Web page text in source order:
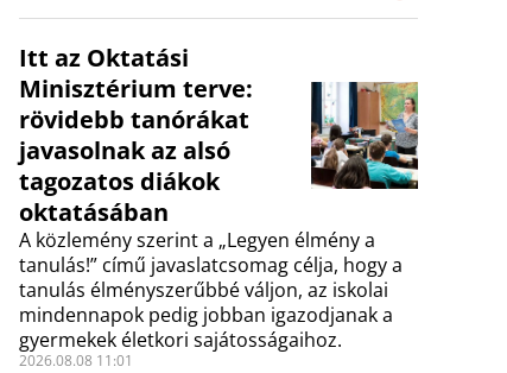
Itt az Oktatási
Minisztérium terve:
rövidebb tanórákat
javasolnak az alsó
tagozatos diákok
oktatásában
A közlemény szerint a „Legyen élmény a
tanulás!” című javaslatcsomag célja, hogy a
tanulás élményszerűbbé váljon, az iskolai
mindennapok pedig jobban igazodjanak a
gyermekek életkori sajátosságaihoz.
2026.08.08 11:01